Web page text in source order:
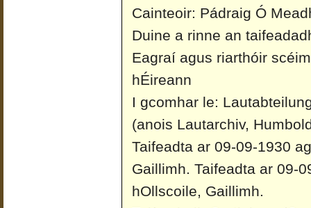
Cainteoir: Pádraig Ó
Duine a rinne an
Eagraí agus riarthóir
hÉireann
I gcomhar le:
(anois Lautarchiv,
Taifeadta ar 09-09-1930
Gaillimh. Taifeadta ar 09-
hOllscoile, Gaillimh.